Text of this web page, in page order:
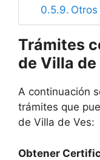
Trámites
de Villa de
A continuación
trámites que
de Villa de Ves:
Obtener